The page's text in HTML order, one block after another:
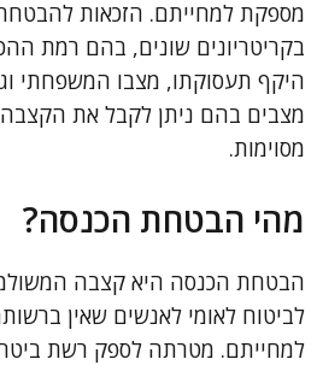
מספקת למחייתם. הזכאות
בקריטריונים שונים, בהם רמת
היקף תעסוקתו, מצבו המשפחתי
מצבים בהם ניתן לקבל את
מסוימות.
מהי הבטחת הכנסה?
הבטחת הכנסה היא קצבה
לביטוח לאומי לאנשים שאין
למחייתם. מטרתה לספק רשת